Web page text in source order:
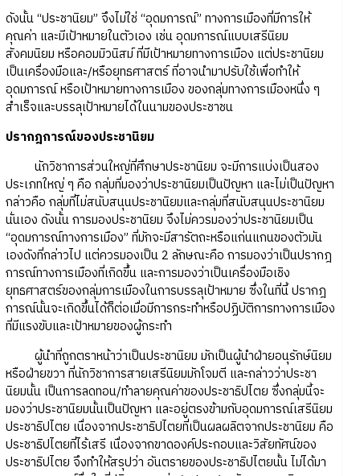
ดังนั้น “ประชานิยม” จึงไม่ใช่ “อุดมการณ์” ทางการเมืองที่มีการให้
คุณค่า และมีเป้าหมายในตัวเอง เช่น อุดมการณ์แบบเสรีนิยม
สังคมนิยม หรือคอมมิวนิสม์ ที่มีเป้าหมายทางการเมือง แต่ประชานิยม
เป็นเครื่องมือและ/หรือยุทธศาสตร์ ที่อาจนำมาปรับใช้เพื่อทำให้
อุดมการณ์ หรือเป้าหมายทางการเมือง ของกลุ่มทางการเมืองหนึ่ง ๆ
สำเร็จและบรรลุเป้าหมายได้ในนามของประชาชน
ปรากฎการณ์ของประชานิยม
นักวิชาการส่วนใหญ่ที่ศึกษาประชานิยม จะมีการแบ่งเป็นสอง
ประเภทใหญ่ ๆ คือ กลุ่มที่มองว่าประชานิยมเป็นปัญหา และไม่เป็นปัญหา
กล่าวคือ กลุ่มที่ไม่สนับสนุนประชานิยมและกลุ่มที่สนับสนุนประชานิยม
นั่นเอง ดังนั้น การมองประชานิยม จึงไม่ควรมองว่าประชานิยมเป็น
“อุดมการณ์ทางการเมือง” ที่มักจะมีสารัตถะหรือแก่นแกนของตัวมัน
เองดังที่กล่าวไป แต่ควรมองเป็น 2 ลักษณะคือ การมองว่าเป็นปรากฎ
การณ์ทางการเมืองที่เกิดขึ้น และการมองว่าเป็นเครื่องมือเชิง
ยุทธศาสตร์ของกลุ่มการเมืองในการบรรลุเป้าหมาย ซึ่งในที่นี้ ปรากฎ
การณ์นั้นจะเกิดขึ้นได้ก็ต่อเมื่อมีการกระทำหรือปฏิบัติการทางการเมือง
ที่มีแรงขับและเป้าหมายของผู้กระทำ
ผู้นำที่ถูกตราหน้าว่าเป็นประชานิยม มักเป็นผู้นำฝ่ายอนุรักษ์นิยม
หรือฝ่ายขวา ที่นักวิชาการสายเสรีนิยมมักโจมตี และกล่าวว่าประชา
นิยมนั้น เป็นการลดทอน/ทำลายคุณค่าของประชาธิปไตย ซึ่งกลุ่มนี้จะ
มองว่าประชานิยมนั้นเป็นปัญหา และอยู่ตรงข้ามกับอุดมการณ์เสรีนิยม
ประชาธิปไตย เนื่องจากประชาธิปไตยที่เป็นผลผลิตจากประชานิยม คือ
ประชาธิปไตยที่ไร้เสรี เนื่องจากขาดองค์ประกอบและวิสัยทัศน์ของ
ประชาธิปไตย จึงทำให้สรุปว่า อันตรายของประชาธิปไตยนั้น ไม่ได้มา